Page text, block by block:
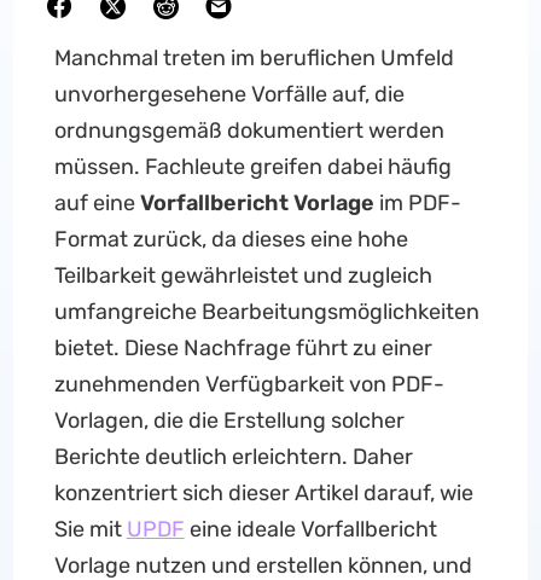
Manchmal treten im beruflichen Umfeld
unvorhergesehene Vorfälle auf, die
ordnungsgemäß dokumentiert werden
müssen. Fachleute greifen dabei häufig
auf eineVorfallbericht Vorlage im PDF-
Format zurück, da dieses eine hohe
Teilbarkeit gewährleistet und zugleich
umfangreiche Bearbeitungsmöglichkeiten
bietet. Diese Nachfrage führt zu einer
zunehmenden Verfügbarkeit von PDF-
Vorlagen, die die Erstellung solcher
Berichte deutlich erleichtern. Daher
konzentriert sich dieser Artikel darauf, wie
Sie mit UPDF eine ideale Vorfallbericht
Vorlage nutzen und erstellen können, und